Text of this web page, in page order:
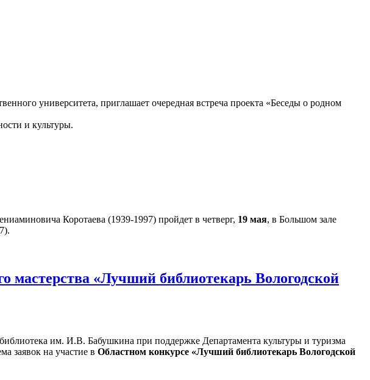
университета, приглашает очередная встреча проекта «Беседы о родном
и культуры.
Коротаева (1939-1997) пройдет в четверг, 19 мая, в Большом зале
мастерства «Лучший библиотекарь Вологодской
библиотека им. И.В. Бабушкина при поддержке Департамента культуры и туризма
заявок на участие в Областном конкурсе «Лучший библиотекарь Вологодской